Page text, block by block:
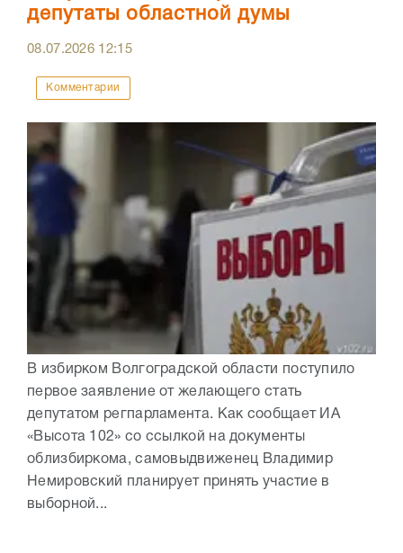
депутаты областной думы
08.07.2026 12:15
Комментарии
В избирком Волгоградской области поступило
первое заявление от желающего стать
депутатом регпарламента. Как сообщает ИА
«Высота 102» со ссылкой на документы
облизбиркома, самовыдвиженец Владимир
Немировский планирует принять участие в
выборной...